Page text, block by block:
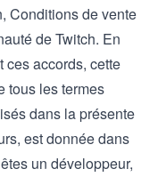
, Conditions de vente
de Twitch. En
ces accords, cette
tous les termes
dans la présente
est donnée dans
un développeur,